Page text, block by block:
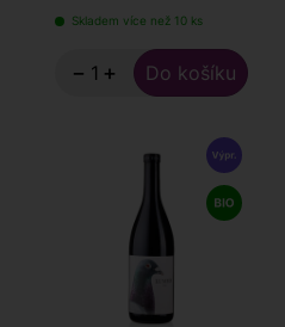
Skladem více než 10 ks
− +